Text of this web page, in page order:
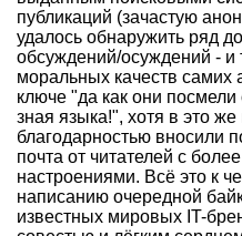
публикаций (зачастую
удалось обнаружить ряд
обсуждений/осуждений - и
моральных качеств самих
ключе "да как они
зная языка!", хотя в это
благодарностью вносили
почта от читателей с
настроениями. Всё это к
написанию очередной
известных мировых IT-